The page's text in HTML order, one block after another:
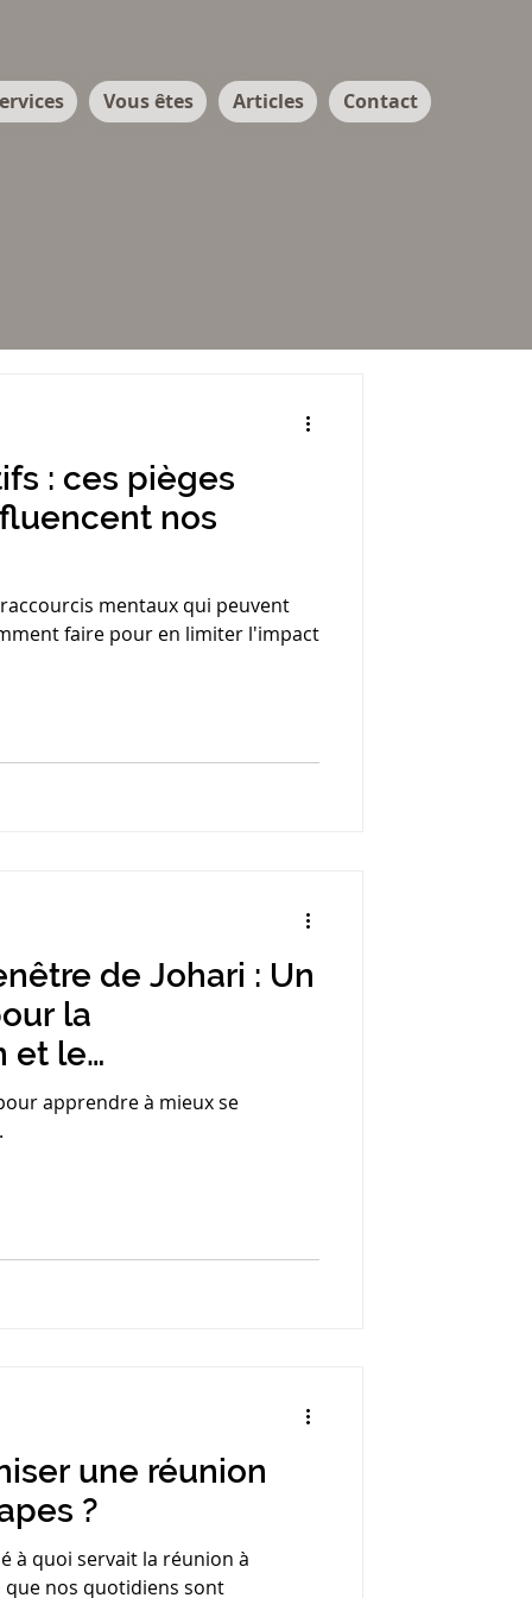
Vous êtes Articles Contact
: ces pièges
nos
mentaux qui peuvent
faire pour en limiter l'impact
de Johari : Un
la
et le
Personnel
apprendre à mieux se
une réunion
?
à quoi servait la réunion à
nos quotidiens sont